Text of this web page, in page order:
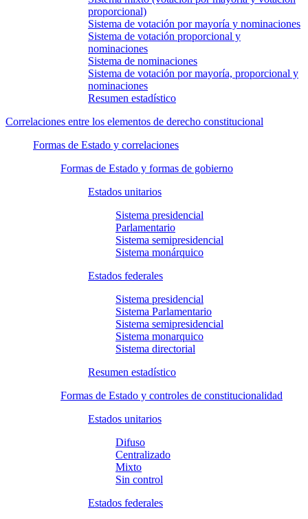
proporcional)
Sistema de votación por mayoría y nominaciones
Sistema de votación proporcional y
nominaciones
Sistema de nominaciones
Sistema de votación por mayoría, proporcional y
nominaciones
Resumen estadístico
Correlaciones entre los elementos de derecho constitucional
Formas de Estado y correlaciones
Formas de Estado y formas de gobierno
Estados unitarios
Sistema presidencial
Parlamentario
Sistema semipresidencial
Sistema monárquico
Estados federales
Sistema presidencial
Sistema Parlamentario
Sistema semipresidencial
Sistema monarquico
Sistema directorial
Resumen estadístico
Formas de Estado y controles de constitucionalidad
Estados unitarios
Difuso
Centralizado
Mixto
Sin control
Estados federales